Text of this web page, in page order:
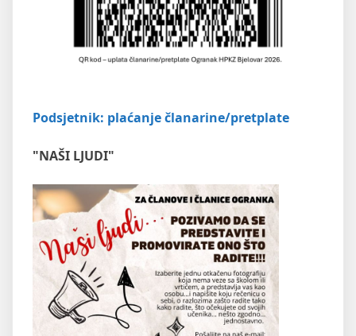
Podsjetnik: plaćanje članarine/pretplate
"NAŠI LJUDI"